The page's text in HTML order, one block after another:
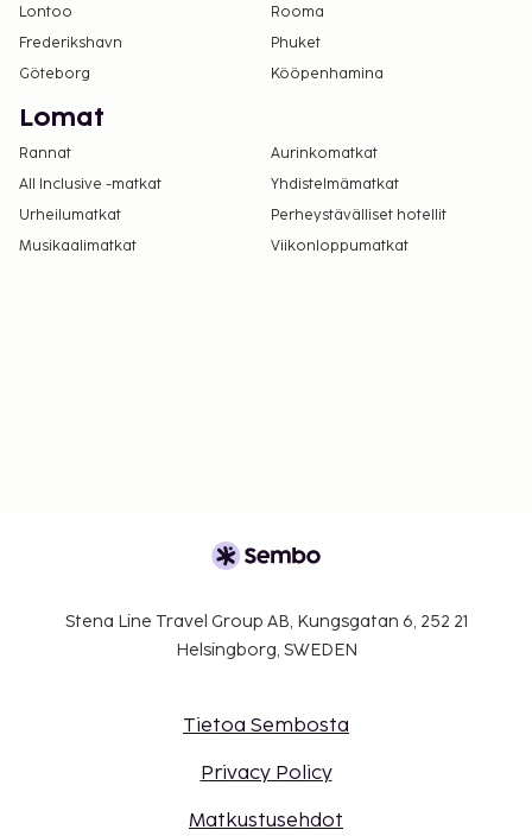
varausvahvistuksessa olevien tietojen avulla.
Kaikki maksut voidaan maksaa käteisettömillä
maksutavoilla.
Lontoo
Rooma
Frederikshavn
Phuket
Göteborg
Kööpenhamina
Lomat
Rannat
Aurinkomatkat
All Inclusive -matkat
Yhdistelmämatkat
Urheilumatkat
Perheystävälliset hotellit
Musikaalimatkat
Viikonloppumatkat
Stena Line Travel Group AB, Kungsgatan 6, 252 21
Helsingborg, SWEDEN
Tietoa Sembosta
Privacy Policy
Matkustusehdot